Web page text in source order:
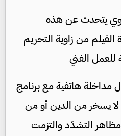
يتحدث عن هذه
الفيلم من زاوية التحريم
الفني
مداخلة هاتفية مع برنامج
يسخر من الدين أو من
التشدّد والتزمت